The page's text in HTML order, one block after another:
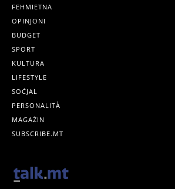
FEHMIETNA
OPINJONI
BUDGET
SPORT
KULTURA
LIFESTYLE
SOĊJAL
PERSONALITÀ
MAGAŻIN
SUBSCRIBE.MT